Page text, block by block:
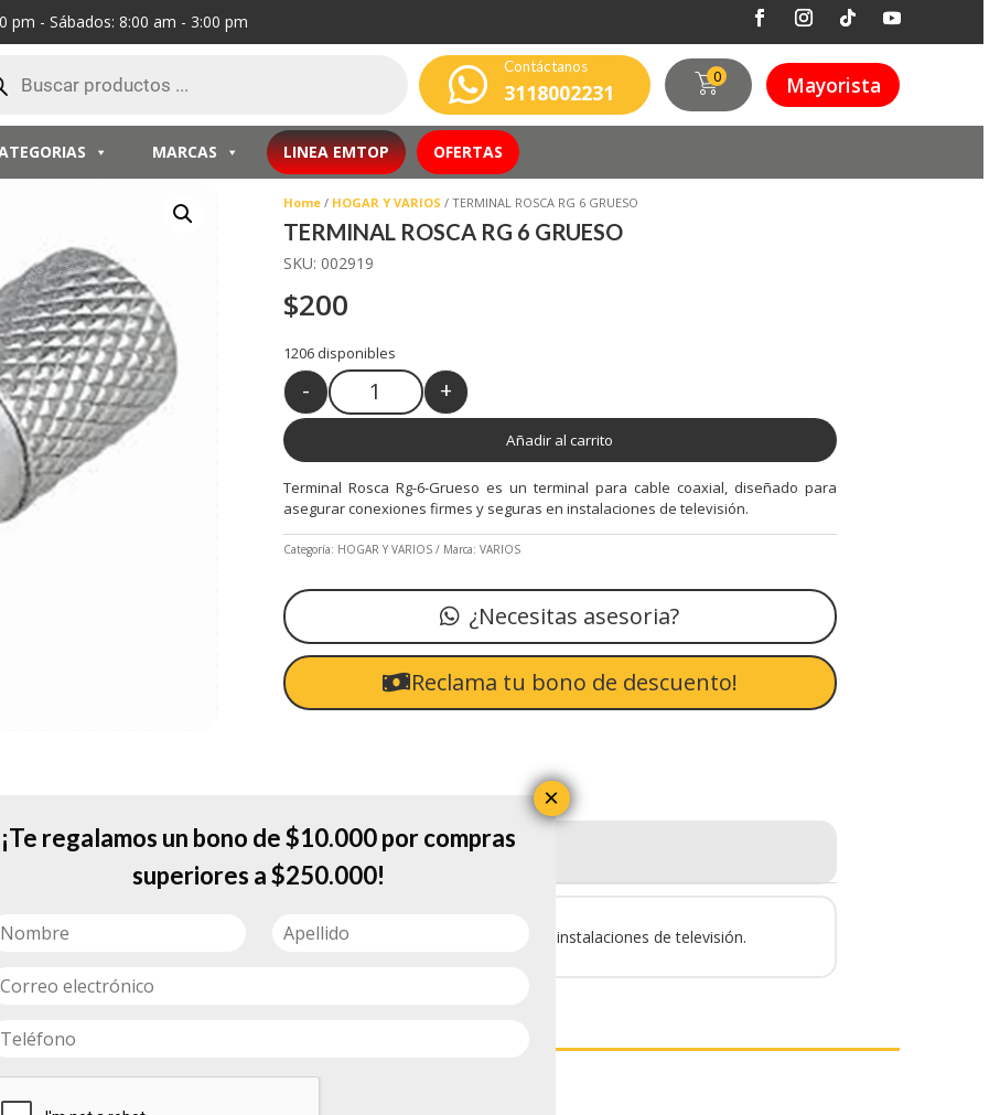
pm - Sábados: 8:00 am - 3:00 pm
 Contáctanos
3118002231
0 Mayorista
MARCAS LINEA EMTOP OFERTAS
Home/ HOGAR Y VARIOS / TERMINAL ROSCA RG 6 GRUESO
TERMINAL ROSCA RG 6 GRUESO
SKU: 002919
$200
1206 disponibles
Quantity
- +
Añadir al carrito
Terminal Rosca Rg-6-Grueso es un terminal para cable coaxial, diseñado para
asegurar conexiones firmes y seguras en instalaciones de televisión.
Categoría: HOGAR Y VARIOS Marca: VARIOS
¿Necesitas asesoria?
Reclama tu bono de descuento!
para cable coaxial, diseñado para asegurar conexiones firmes y seguras en instalaciones de televisión.
¡Te regalamos un bono de $10.000 por compras
superiores a $250.000!
×